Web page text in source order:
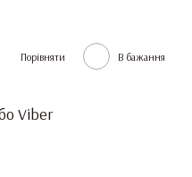
Порівняти В бажання
Viber